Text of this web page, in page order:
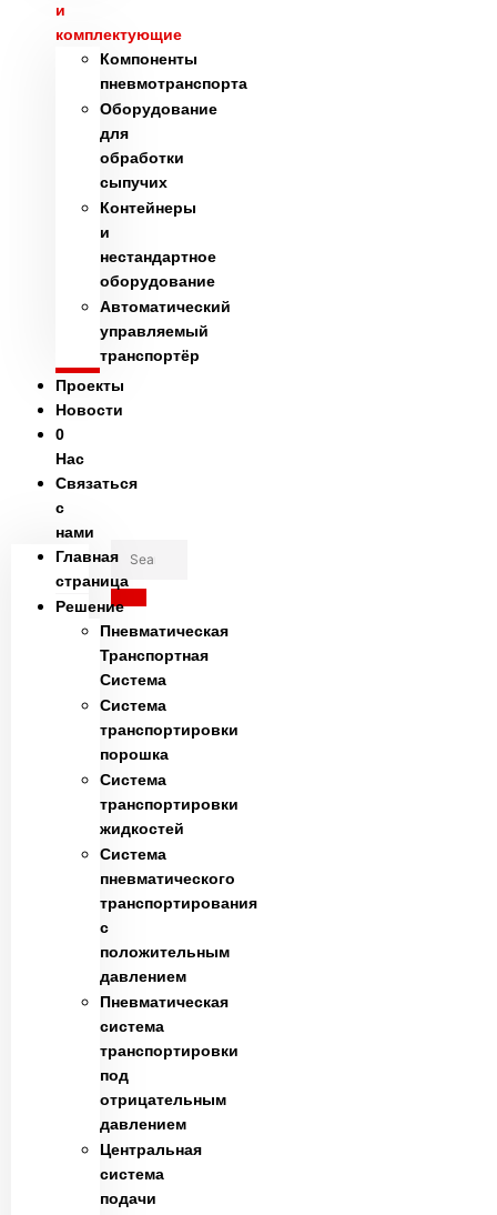
и
комплектующие
Компоненты
пневмотранспорта
Оборудование
для
обработки
сыпучих
Контейнеры
и
нестандартное
оборудование
Автоматический
управляемый
транспортёр
Проекты
Новости
0
Hac
Связаться
с
нами
Главная
страница
Решение
Пневматическая
Транспортная
Система
Система
транспортировки
порошка
Система
транспортировки
жидкостей
Система
пневматического
транспортирования
с
положительным
давлением
Пневматическая
система
транспортировки
под
отрицательным
давлением
Центральная
система
подачи